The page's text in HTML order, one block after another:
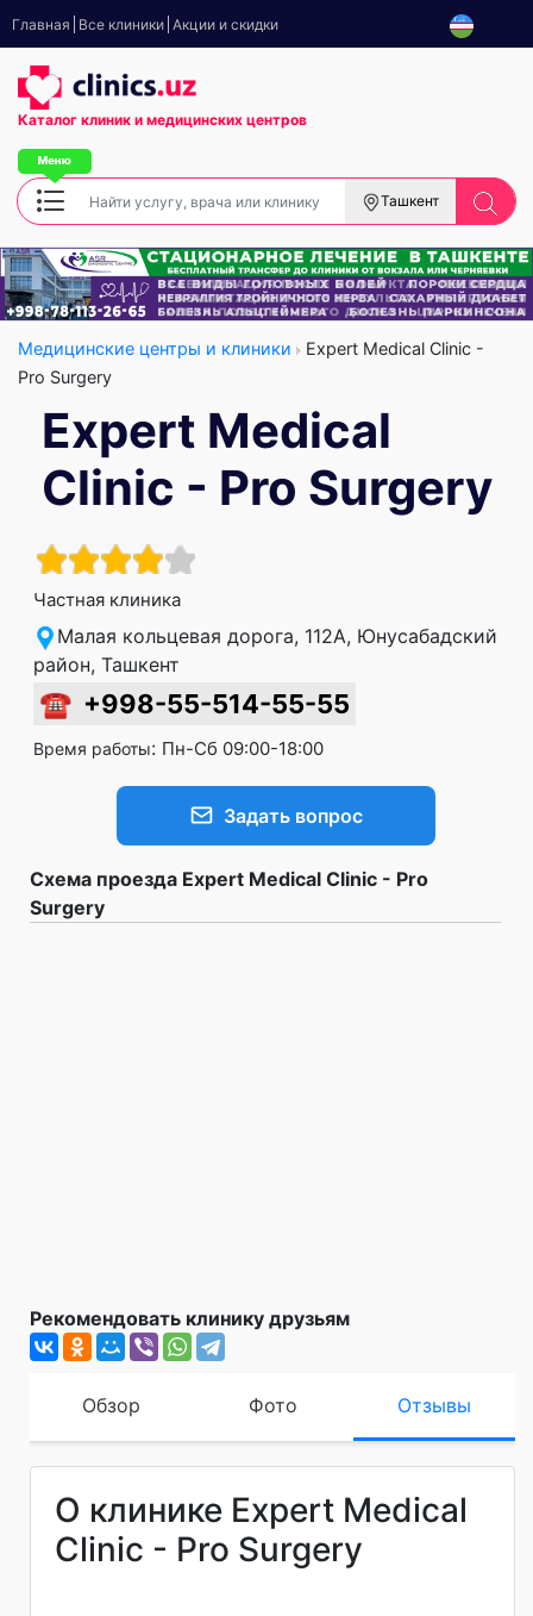
Главная Все клиники Акции и скидки
Каталог клиник и медицинских центров
Ташкент
Медицинские центры и клиники
Expert Medical Clinic -
Pro Surgery
Expert Medical
Clinic - Pro Surgery
Частная клиника
Малая кольцевая дорога, 112A, Юнусабадский
район, Ташкент
☎ +998-55-514-55-55
Время работы: Пн-Сб 09:00-18:00
Задать вопрос
Схема проезда Expert Medical Clinic - Pro
Surgery
Рекомендовать клинику друзьям
Обзор Фото Отзывы
О клинике Expert Medical
Clinic - Pro Surgery